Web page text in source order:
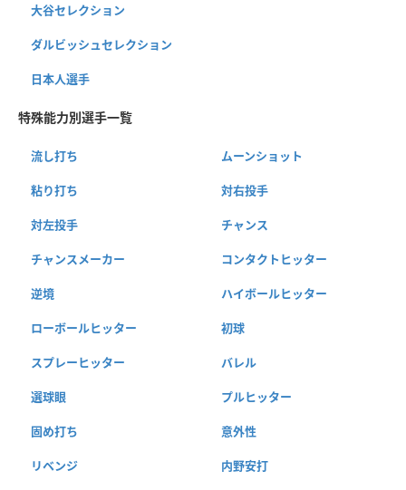
大谷セレクション
ダルビッシュセレクション
日本人選手
特殊能力別選手一覧
流し打ち ムーンショット
粘り打ち 対右投手
対左投手 チャンス
チャンスメーカー コンタクトヒッター
逆境 ハイボールヒッター
ローボールヒッター 初球
スプレーヒッター バレル
選球眼 プルヒッター
固め打ち 意外性
リベンジ 内野安打